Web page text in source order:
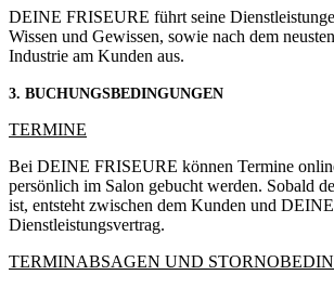
DEINE FRISEURE führt seine
Wissen und Gewissen, sowie nach dem
Industrie am Kunden aus.
3. BUCHUNGSBEDINGUNGEN
TERMINE
Bei DEINE FRISEURE können Termine
persönlich im Salon gebucht werden. Sobald
ist, entsteht zwischen dem Kunden und
Dienstleistungsvertrag.
TERMINABSAGEN UND